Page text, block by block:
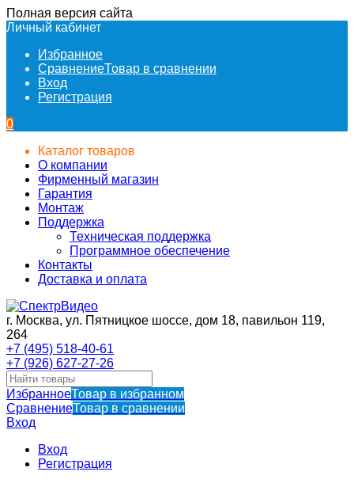
Полная версия сайта
Личный кабинет
Избранное
СравнениеТовар в сравнении
Вход
Регистрация
0
Каталог товаров
О компании
Фирменный магазин
Гарантия
Монтаж
Поддержка
Техническая поддержка
Программное обеспечение
Контакты
Доставка и оплата
г. Москва, ул. Пятницкое шоссе, дом 18, павильон 119,
264
+7 (495) 518-40-61
+7 (926) 627-27-26
ИзбранноеТовар в избранном
СравнениеТовар в сравнении
Вход
Вход
Регистрация